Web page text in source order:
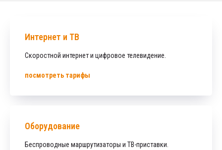
Интернет и ТВ
Скоростной интернет и цифровое телевидение.
посмотреть тарифы
Оборудование
Беспроводные маршрутизаторы и ТВ-приставки.